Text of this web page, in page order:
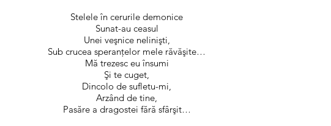
Stelele în cerurile demonice
Sunat-au ceasul
Unei veşnice nelinişti,
Sub crucea speranţelor mele răvăşite…
Mă trezesc eu însumi
Şi te cuget,
Dincolo de sufletu-mi,
Arzând de tine,
Pasăre a dragostei fără sfârşit…